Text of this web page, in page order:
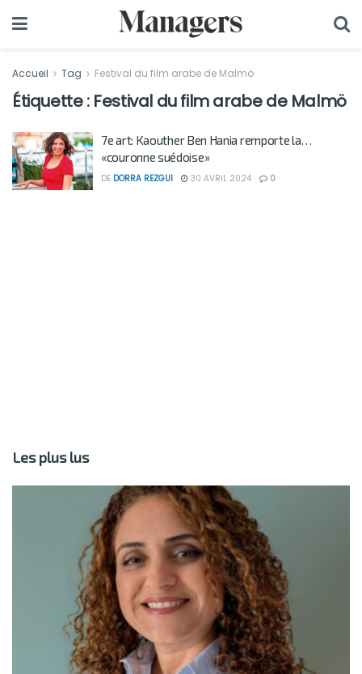
Accueil Tag Festival du film arabe de Malmö
Étiquette : Festival du film arabe de Malmö
7e art: Kaouther Ben Hania remporte la…
«couronne suédoise»
DE DORRA REZGUI 30 AVRIL 2024 0
Les plus lus